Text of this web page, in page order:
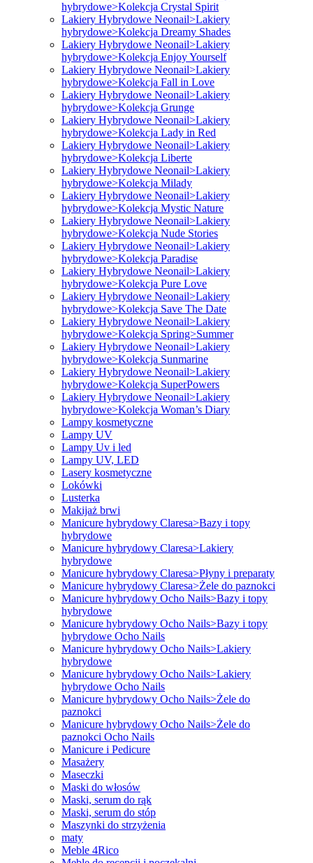
hybrydowe>Kolekcja Crystal Spirit
Lakiery Hybrydowe Neonail>Lakiery
hybrydowe>Kolekcja Dreamy Shades
Lakiery Hybrydowe Neonail>Lakiery
hybrydowe>Kolekcja Enjoy Yourself
Lakiery Hybrydowe Neonail>Lakiery
hybrydowe>Kolekcja Fall in Love
Lakiery Hybrydowe Neonail>Lakiery
hybrydowe>Kolekcja Grunge
Lakiery Hybrydowe Neonail>Lakiery
hybrydowe>Kolekcja Lady in Red
Lakiery Hybrydowe Neonail>Lakiery
hybrydowe>Kolekcja Liberte
Lakiery Hybrydowe Neonail>Lakiery
hybrydowe>Kolekcja Milady
Lakiery Hybrydowe Neonail>Lakiery
hybrydowe>Kolekcja Mystic Nature
Lakiery Hybrydowe Neonail>Lakiery
hybrydowe>Kolekcja Nude Stories
Lakiery Hybrydowe Neonail>Lakiery
hybrydowe>Kolekcja Paradise
Lakiery Hybrydowe Neonail>Lakiery
hybrydowe>Kolekcja Pure Love
Lakiery Hybrydowe Neonail>Lakiery
hybrydowe>Kolekcja Save The Date
Lakiery Hybrydowe Neonail>Lakiery
hybrydowe>Kolekcja Spring>Summer
Lakiery Hybrydowe Neonail>Lakiery
hybrydowe>Kolekcja Sunmarine
Lakiery Hybrydowe Neonail>Lakiery
hybrydowe>Kolekcja SuperPowers
Lakiery Hybrydowe Neonail>Lakiery
hybrydowe>Kolekcja Woman’s Diary
Lampy kosmetyczne
Lampy UV
Lampy Uv i led
Lampy UV, LED
Lasery kosmetyczne
Lokówki
Lusterka
Makijaż brwi
Manicure hybrydowy Claresa>Bazy i topy
hybrydowe
Manicure hybrydowy Claresa>Lakiery
hybrydowe
Manicure hybrydowy Claresa>Płyny i preparaty
Manicure hybrydowy Claresa>Żele do paznokci
Manicure hybrydowy Ocho Nails>Bazy i topy
hybrydowe
Manicure hybrydowy Ocho Nails>Bazy i topy
hybrydowe Ocho Nails
Manicure hybrydowy Ocho Nails>Lakiery
hybrydowe
Manicure hybrydowy Ocho Nails>Lakiery
hybrydowe Ocho Nails
Manicure hybrydowy Ocho Nails>Żele do
paznokci
Manicure hybrydowy Ocho Nails>Żele do
paznokci Ocho Nails
Manicure i Pedicure
Masażery
Maseczki
Maski do włosów
Maski, serum do rąk
Maski, serum do stóp
Maszynki do strzyżenia
maty
Meble 4Rico